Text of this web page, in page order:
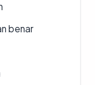
benar